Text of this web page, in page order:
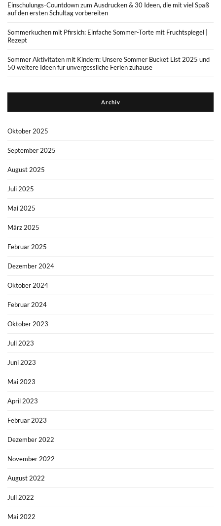
Einschulungs-Countdown zum Ausdrucken & 30 Ideen, die mit viel Spaß
auf den ersten Schultag vorbereiten
Sommerkuchen mit Pfirsich: Einfache Sommer-Torte mit Fruchtspiegel |
Rezept
Sommer Aktivitäten mit Kindern: Unsere Sommer Bucket List 2025 und
50 weitere Ideen für unvergessliche Ferien zuhause
Archiv
Oktober 2025
September 2025
August 2025
Juli 2025
Mai 2025
März 2025
Februar 2025
Dezember 2024
Oktober 2024
Februar 2024
Oktober 2023
Juli 2023
Juni 2023
Mai 2023
April 2023
Februar 2023
Dezember 2022
November 2022
August 2022
Juli 2022
Mai 2022